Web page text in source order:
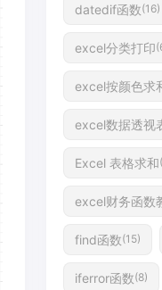
datedif函数(16)
excel分类打印
excel按颜色求
excel数据透视
Excel 表格求和
excel财务函数
find函数(15)
iferror函数(8)